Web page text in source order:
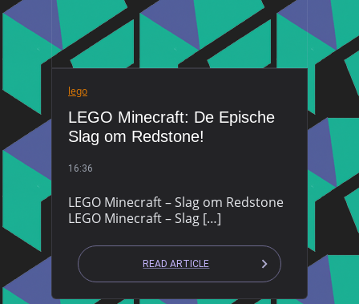
lego
LEGO Minecraft: De Epische
Slag om Redstone!
16:36
LEGO Minecraft – Slag om Redstone
LEGO Minecraft – Slag […]
READ ARTICLE